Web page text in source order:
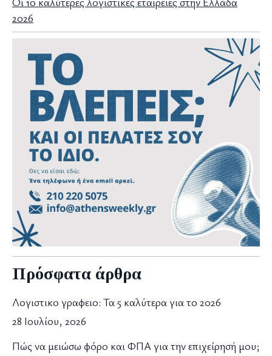
2026
Πρόσφατα άρθρα
Λογιστικο γραφειο: Τα 5 καλύτερα για το 2026
28 Ιουλίου, 2026
Πώς να μειώσω φόρο και ΦΠΑ για την επιχείρησή μου;